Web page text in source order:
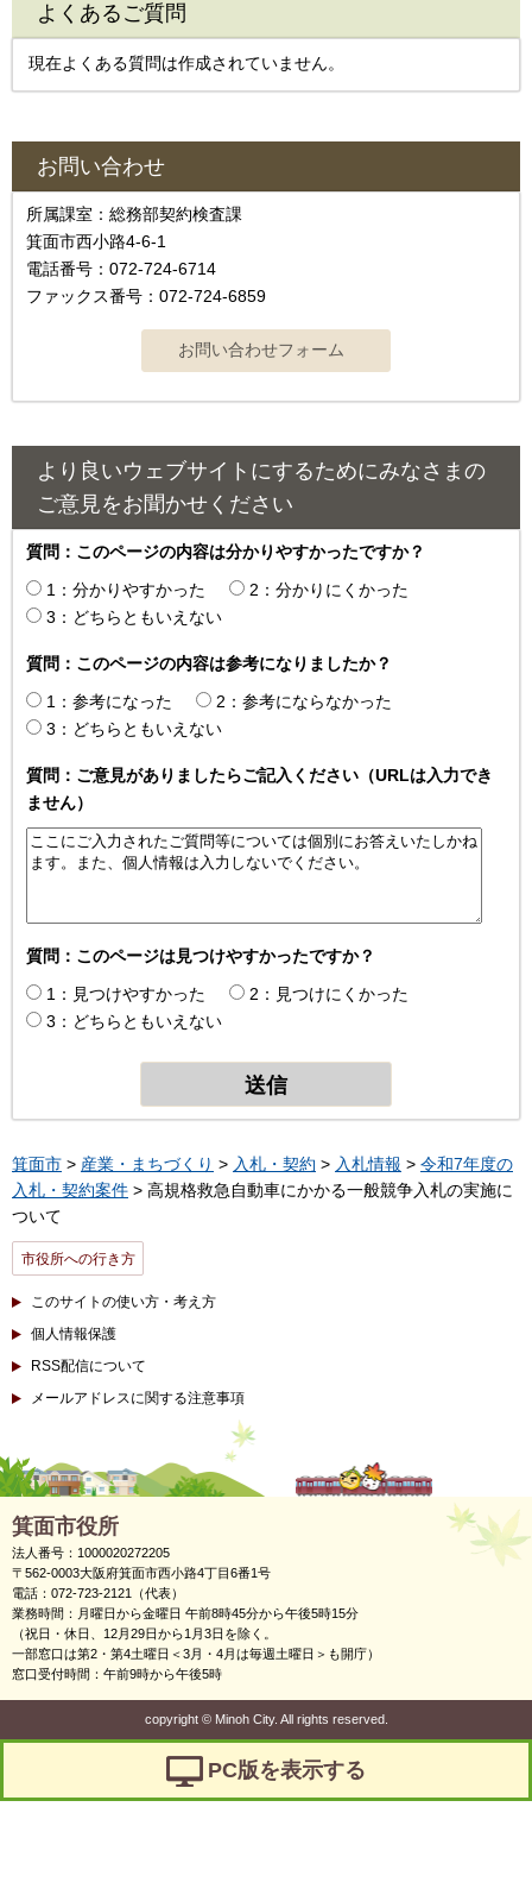
よくあるご質問
現在よくある質問は作成されていません。
お問い合わせ
所属課室：総務部契約検査課
箕面市西小路4‐6‐1
電話番号：072-724-6714
ファックス番号：072-724-6859
より良いウェブサイトにするためにみなさまの
ご意見をお聞かせください
質問：このページの内容は分かりやすかったですか？
1：分かりやすかった
2：分かりにくかった
3：どちらともいえない
質問：このページの内容は参考になりましたか？
1：参考になった
2：参考にならなかった
3：どちらともいえない
質問：ご意見がありましたらご記入ください（URLは入力でき
ません）
質問：このページは見つけやすかったですか？
1：見つけやすかった
2：見つけにくかった
3：どちらともいえない
箕面市 > 産業・まちづくり > 入札・契約 > 入札情報 > 令和7年度の
入札・契約案件 > 高規格救急自動車にかかる一般競争入札の実施に
ついて
市役所への行き方
このサイトの使い方・考え方
個人情報保護
RSS配信について
メールアドレスに関する注意事項
箕面市役所
法人番号：1000020272205
〒562-0003大阪府箕面市西小路4丁目6番1号
電話：072-723-2121（代表）
業務時間：月曜日から金曜日 午前8時45分から午後5時15分
（祝日・休日、12月29日から1月3日を除く。
一部窓口は第2・第4土曜日＜3月・4月は毎週土曜日＞も開庁）
窓口受付時間：午前9時から午後5時
copyright ©Minoh City. All rights reserved.
PC版を表示する